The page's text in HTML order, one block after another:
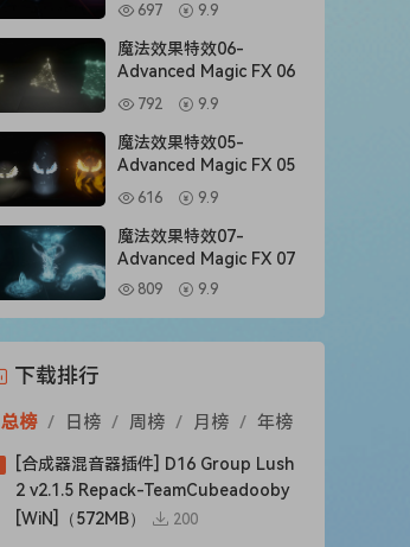
697 9.9
魔法效果特效06-
Advanced Magic FX 06
792 9.9
魔法效果特效05-
Advanced Magic FX 05
616 9.9
魔法效果特效07-
Advanced Magic FX 07
809 9.9
下载排行
总榜 / 日榜 / 周榜 / 月榜 / 年榜
[合成器混音器插件] D16 Group Lush
2 v2.1.5 Repack-TeamCubeadooby
[WiN]（572MB）
200